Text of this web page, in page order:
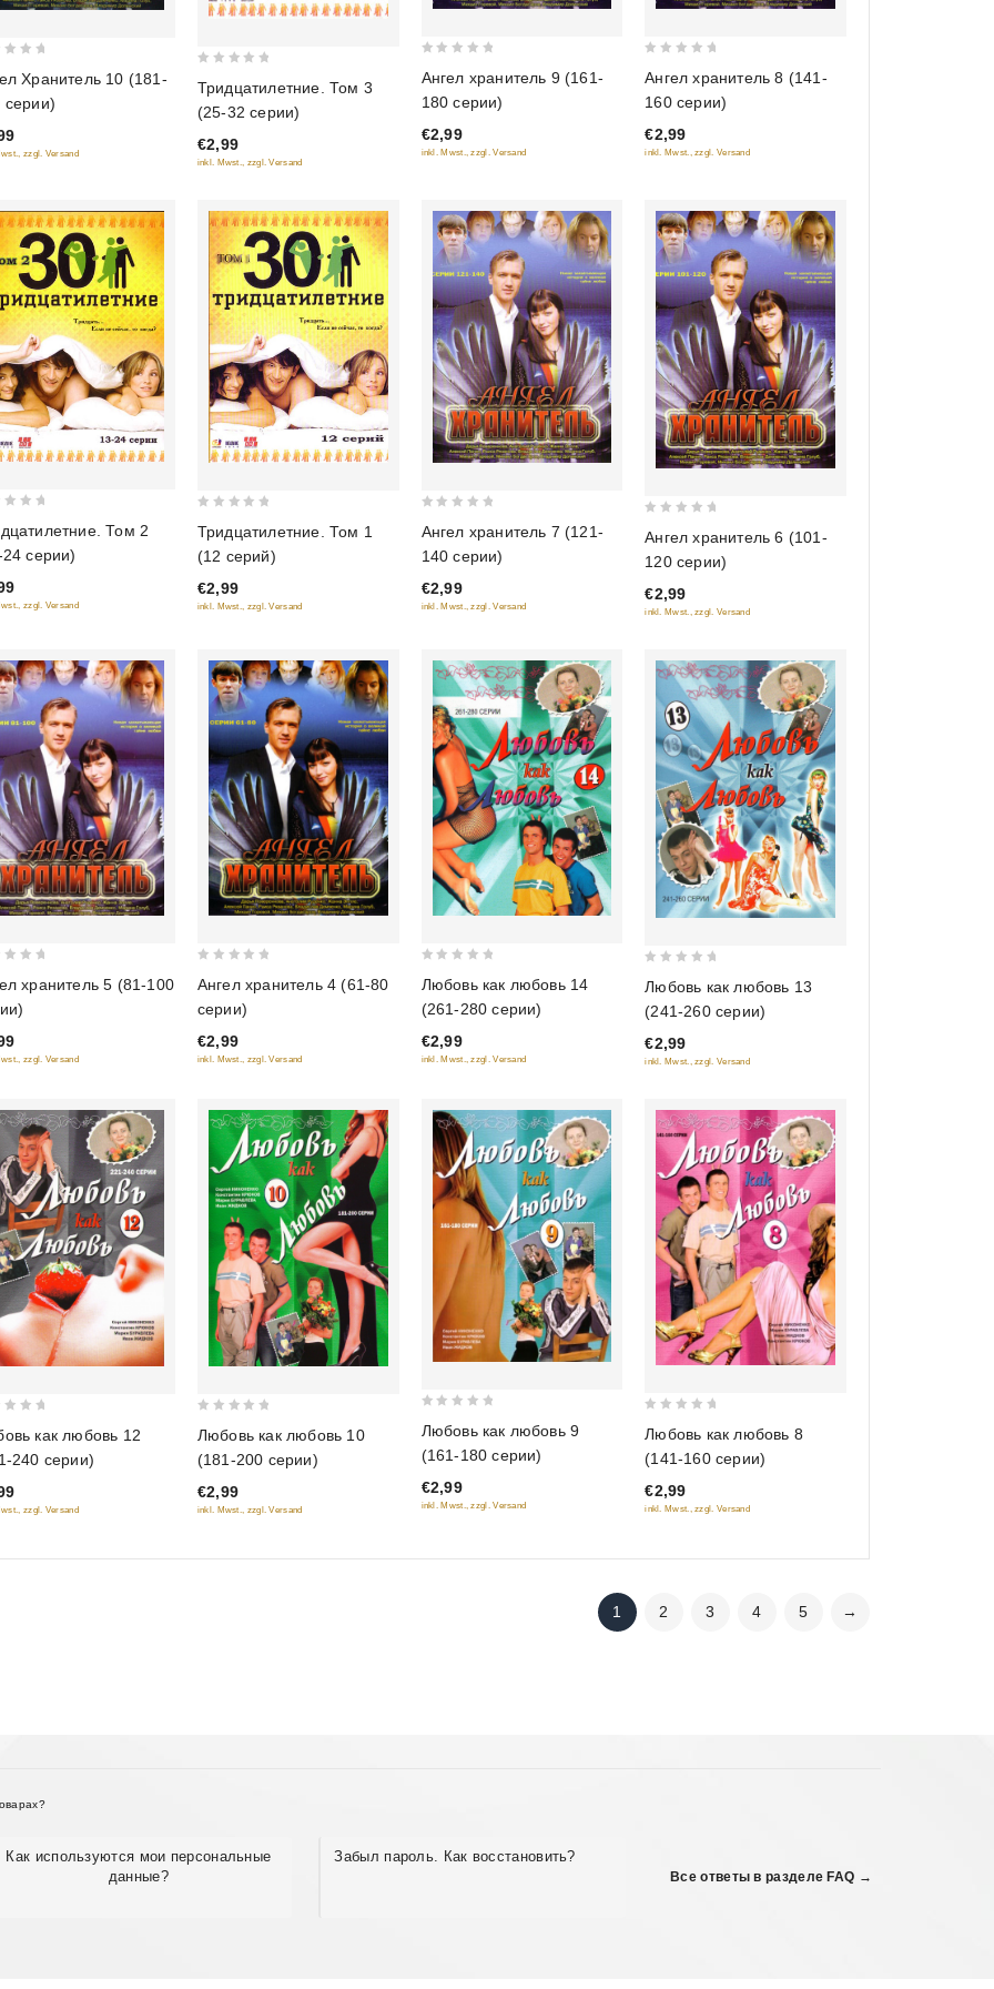
Хранитель 10 (181-
серии)
zzgl. Versand
out
of
5
Тридцатилетние. Том 3
(25-32 серии)
€2,99
inkl. Mwst., zzgl. Versand
of
5
Ангел хранитель 9 (161-
180 серии)
€2,99
inkl. Mwst., zzgl. Versand
of
5
Ангел хранитель 8 (141-
160 серии)
€2,99
inkl. Mwst., zzgl. Versand
Том 2
серии)
zzgl. Versand
out
of
5
Тридцатилетние. Том 1
(12 серий)
€2,99
inkl. Mwst., zzgl. Versand
of
5
Ангел хранитель 7 (121-
140 серии)
€2,99
inkl. Mwst., zzgl. Versand
of
5
Ангел хранитель 6 (101-
120 серии)
€2,99
inkl. Mwst., zzgl. Versand
хранитель 5 (81-100
zzgl. Versand
of
5
Ангел хранитель 4 (61-80
серии)
€2,99
inkl. Mwst., zzgl. Versand
of
5
Любовь как любовь 14
(261-280 серии)
€2,99
inkl. Mwst., zzgl. Versand
of
5
Любовь как любовь 13
(241-260 серии)
€2,99
inkl. Mwst., zzgl. Versand
как любовь 12
240 серии)
zzgl. Versand
of
5
Любовь как любовь 10
(181-200 серии)
€2,99
inkl. Mwst., zzgl. Versand
of
5
Любовь как любовь 9
(161-180 серии)
€2,99
inkl. Mwst., zzgl. Versand
of
5
Любовь как любовь 8
(141-160 серии)
€2,99
inkl. Mwst., zzgl. Versand
1 2 3 4 5 →
Как используются мои персональные
данные?
Забыл пароль. Как восстановить?
Все ответы в разделе FAQ →